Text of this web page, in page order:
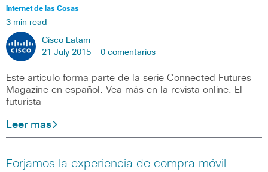
Internet de las Cosas
3 min read
Cisco Latam
21 July 2015 - 0 comentarios
Este artículo forma parte de la serie Connected Futures
Magazine en español. Vea más en la revista online. El
futurista
Leer mas
Forjamos la experiencia de compra móvil